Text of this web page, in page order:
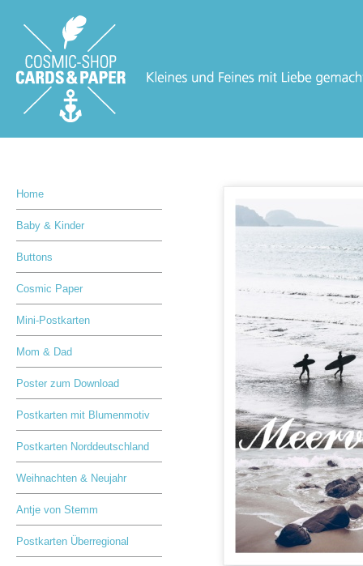
Home
Baby & Kinder
Buttons
Cosmic Paper
Mini-Postkarten
Mom & Dad
Poster zum Download
Postkarten mit Blumenmotiv
Postkarten Norddeutschland
Weihnachten & Neujahr
Antje von Stemm
Postkarten Überregional